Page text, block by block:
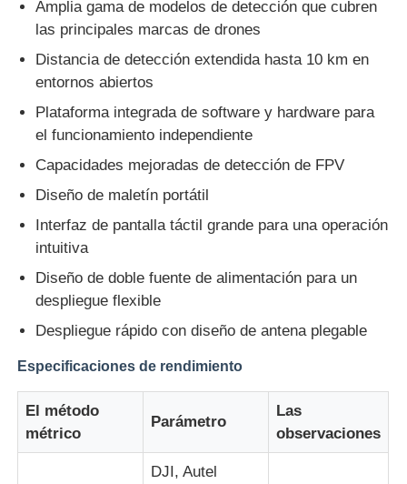
Amplia gama de modelos de detección que cubren
las principales marcas de drones
Distancia de detección extendida hasta 10 km en
entornos abiertos
Plataforma integrada de software y hardware para
el funcionamiento independiente
Capacidades mejoradas de detección de FPV
Diseño de maletín portátil
Interfaz de pantalla táctil grande para una operación
intuitiva
Diseño de doble fuente de alimentación para un
despliegue flexible
Despliegue rápido con diseño de antena plegable
Especificaciones de rendimiento
El método
métrico
Parámetro
Las
observaciones
DJI, Autel